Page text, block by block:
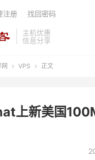
主机优惠
信息分享
注册 找回密码
 VPS  正文
上新美国